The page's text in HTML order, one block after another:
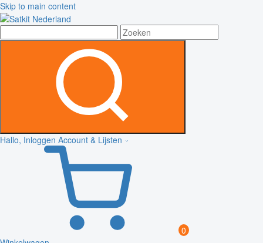
Skip to main content
Hallo, Inloggen Account & Lijsten
0